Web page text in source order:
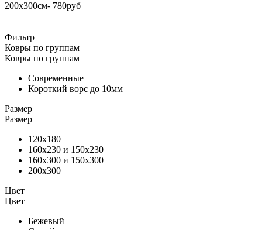
200х300см- 780руб
Фильтр
Ковры по группам
Ковры по группам
Современные
Короткий ворс до 10мм
Размер
Размер
120х180
160х230 и 150х230
160х300 и 150х300
200х300
Цвет
Цвет
Бежевый